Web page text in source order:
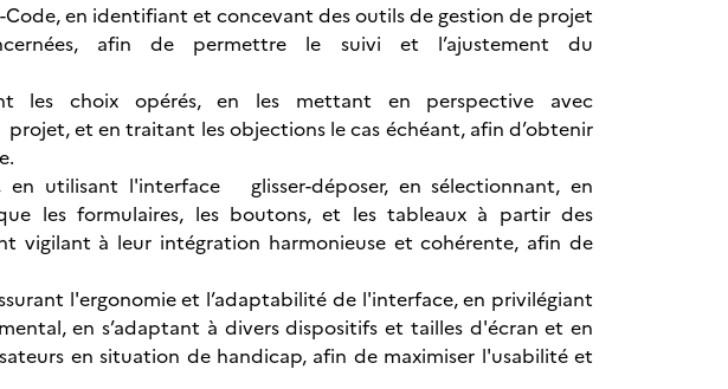
en identifiant et concevant des outils de gestion de projet
afin de permettre le suivi et l’ajustement du
les choix opérés, en les mettant en perspective avec
et en traitant les objections le cas échéant, afin d’obtenir
utilisant l'interface glisser-déposer, en sélectionnant, en
les formulaires, les boutons, et les tableaux à partir des
vigilant à leur intégration harmonieuse et cohérente, afin de
l'ergonomie et l’adaptabilité de l'interface, en privilégiant
en s’adaptant à divers dispositifs et tailles d'écran et en
en situation de handicap, afin de maximiser l'usabilité et